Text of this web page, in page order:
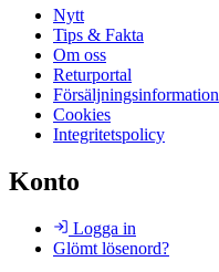
Nytt
Tips & Fakta
Om oss
Returportal
Försäljningsinformation
Cookies
Integritetspolicy
Konto
Logga in
Glömt lösenord?